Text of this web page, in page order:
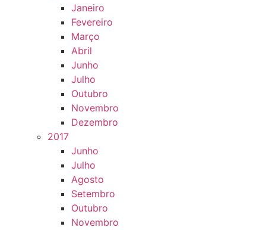
Janeiro
Fevereiro
Março
Abril
Junho
Julho
Outubro
Novembro
Dezembro
2017
Junho
Julho
Agosto
Setembro
Outubro
Novembro